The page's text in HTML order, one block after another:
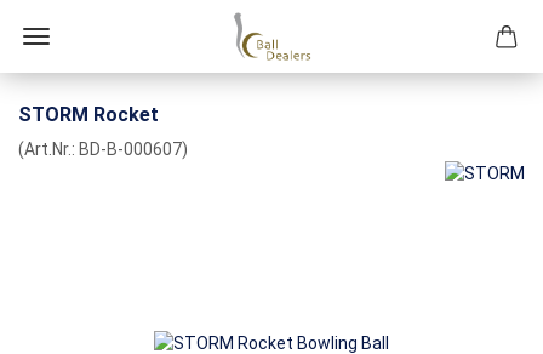
STORM Rocket
(Art.Nr.: BD-B-000607)